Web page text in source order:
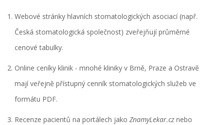
Webové stránky hlavních stomatologických asociací (např.
Česká stomatologická společnost) zveřejňují průměrné
cenové tabulky.
Online ceníky klinik - mnohé kliniky v Brně, Praze a Ostravě
mají veřejně přístupný cenník stomatologických služeb ve
formátu PDF.
Recenze pacientů na portálech jako ZnamyLekar.cz nebo